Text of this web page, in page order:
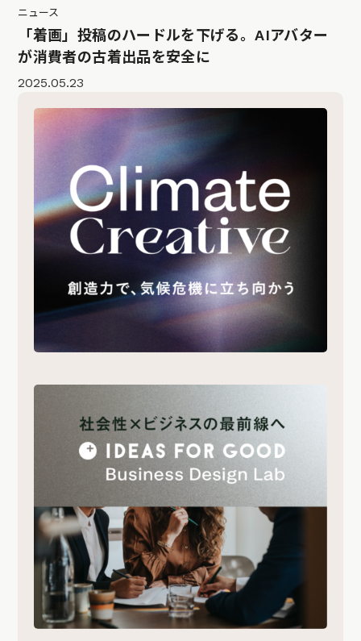
ニュース
「着画」投稿のハードルを下げる。AIアバター
が消費者の古着出品を安全に
2025.05.23